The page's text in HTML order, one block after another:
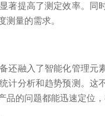
著提高了测定效率。
测量的需求。
融入了智能化管理元素
计分析和趋势预测。
的问题都能迅速定位，